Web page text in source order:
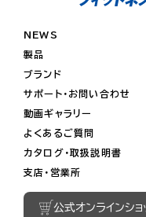
NEWS
製品
ブランド
サポート・お問い合わせ
動画ギャラリー
よくあるご質問
カタログ・取扱説明書
支店・営業所
公式オンラインショ